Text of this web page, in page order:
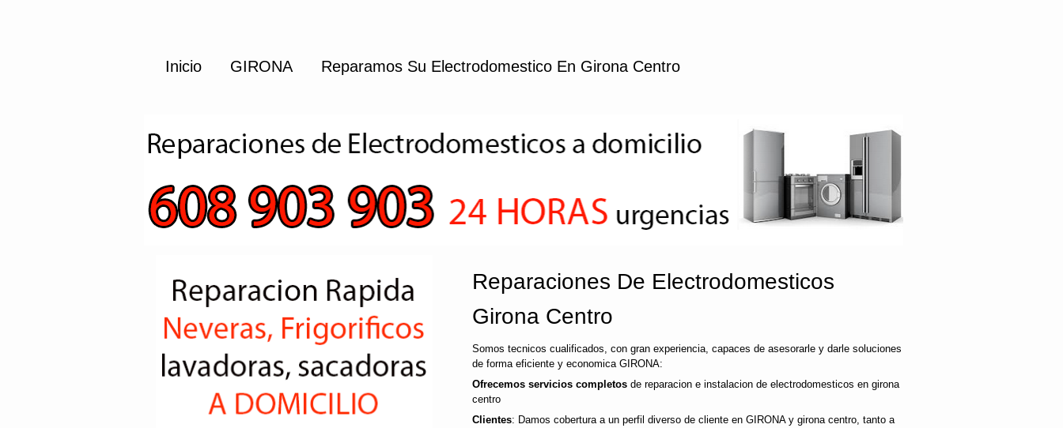
Inicio GIRONA Reparamos Su Electrodomestico En Girona Centro
Reparaciones De Electrodomesticos
Girona Centro
Somos tecnicos cualificados, con gran experiencia, capaces de asesorarle y darle soluciones
de forma eficiente y economica GIRONA:
Ofrecemos servicios completos de reparacion e instalacion de electrodomesticos en girona
centro
Clientes: Damos cobertura a un perfil diverso de cliente en GIRONA y girona centro, tanto a